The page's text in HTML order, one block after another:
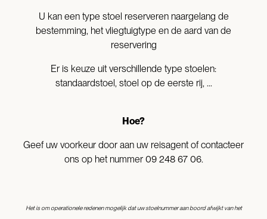
U kan een type stoel reserveren naargelang de
bestemming, het vliegtuigtype en de aard van de
reservering
Er is keuze uit verschillende type stoelen:
standaardstoel, stoel op de eerste rij, ...
Hoe?
Geef uw voorkeur door aan uw reisagent of contacteer
ons op het nummer 09 248 67 06.
Het is om operationele redenen mogelijk dat uw stoelnummer aan boord afwijkt van het